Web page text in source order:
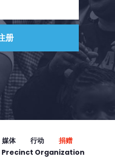
媒体 行动
捐赠
Precinct Organization